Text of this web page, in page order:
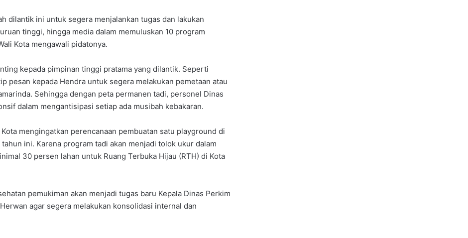
dilantik ini untuk segera menjalankan tugas dan lakukan
tinggi, hingga media dalam memuluskan 10 program
Kota mengawali pidatonya.
kepada pimpinan tinggi pratama yang dilantik. Seperti
pesan kepada Hendra untuk segera melakukan pemetaan atau
Sehingga dengan peta permanen tadi, personel Dinas
dalam mengantisipasi setiap ada musibah kebakaran.
mengingatkan perencanaan pembuatan satu playground di
ini. Karena program tadi akan menjadi tolok ukur dalam
30 persen lahan untuk Ruang Terbuka Hijau (RTH) di Kota
pemukiman akan menjadi tugas baru Kepala Dinas Perkim
agar segera melakukan konsolidasi internal dan